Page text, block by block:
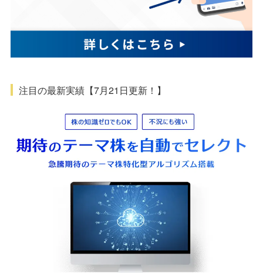
注目の最新実績【7月21日更新！】